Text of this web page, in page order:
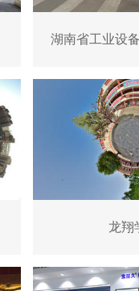
湖南省工业设
龙翔